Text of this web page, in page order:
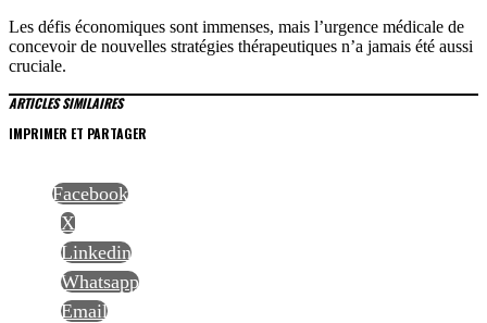
Les défis économiques sont immenses, mais l’urgence médicale de
concevoir de nouvelles stratégies thérapeutiques n’a jamais été aussi
cruciale.
ARTICLES SIMILAIRES
IMPRIMER ET PARTAGER
Facebook
X
Linkedin
Whatsapp
Email